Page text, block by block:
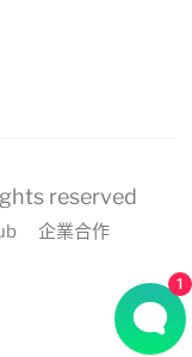
1
reserved
企業合作